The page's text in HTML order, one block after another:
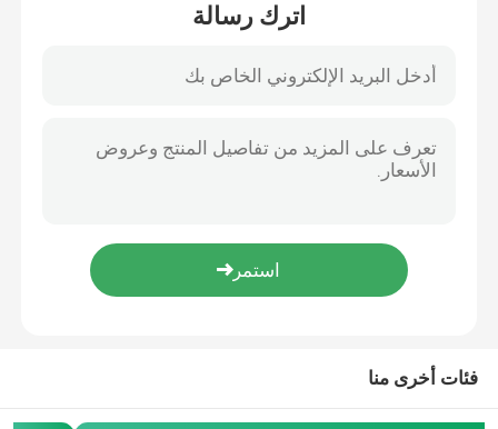
حول بنا
اطلب اقتباس
اترك رسالة
فئات أخرى منا